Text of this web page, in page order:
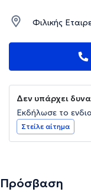
Φιλικής
Δεν υπάρχει
Εκδήλωσε το
Στείλε αίτημα
Πρόσβαση